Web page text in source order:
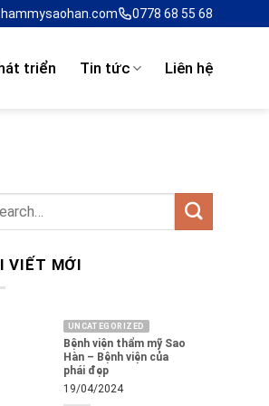
0778 68 55 68
triển Tin tức Liên hệ
VIẾT MỚI
UNCATEGORIZED
Bệnh viện thẩm mỹ Sao
Hàn – Bệnh viện của
phái đẹp
19/04/2024